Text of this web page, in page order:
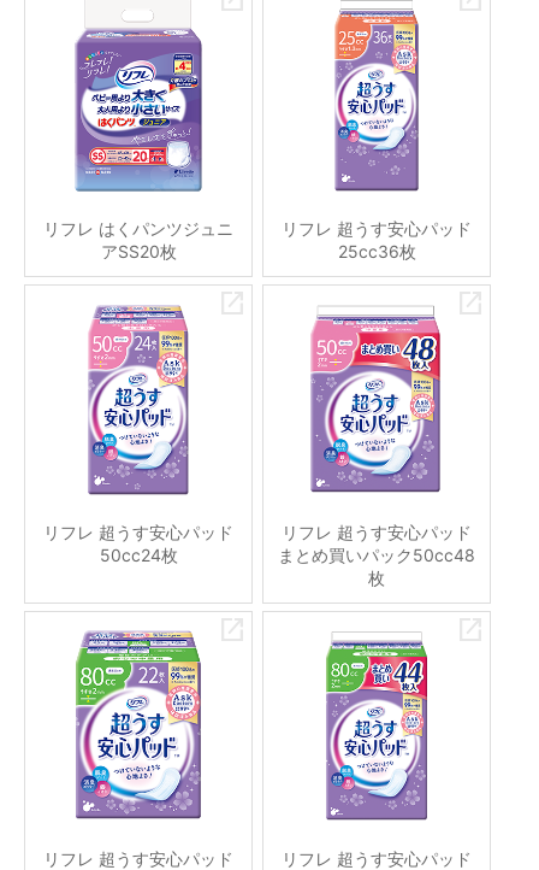
リフレ はくパンツジュニ
アSS20枚
リフレ 超うす安心パッド
25cc36枚
リフレ 超うす安心パッド
50cc24枚
リフレ 超うす安心パッド
まとめ買いパック50cc48
枚
リフレ 超うす安心パッド
リフレ 超うす安心パッド